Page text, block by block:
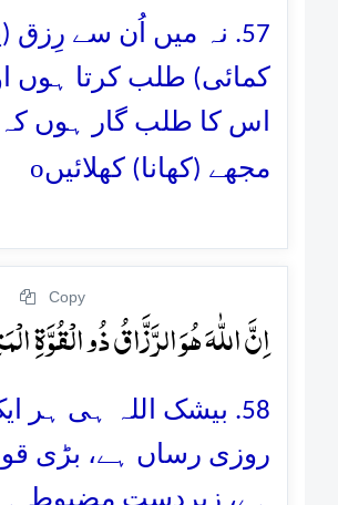
57. نہ میں اُن سے رِزق
کمائی) طلب کرتا ہوں
اس کا طلب گار ہوں کہ
مجھے (کھانا) کھلائیںo
Copy
اِنَّ اللّٰہَ ہُوَ الرَّزَّاقُ ذُو الۡقُوَّۃِ
58. بیشک اللہ ہی ہر
روزی رساں ہے، بڑی